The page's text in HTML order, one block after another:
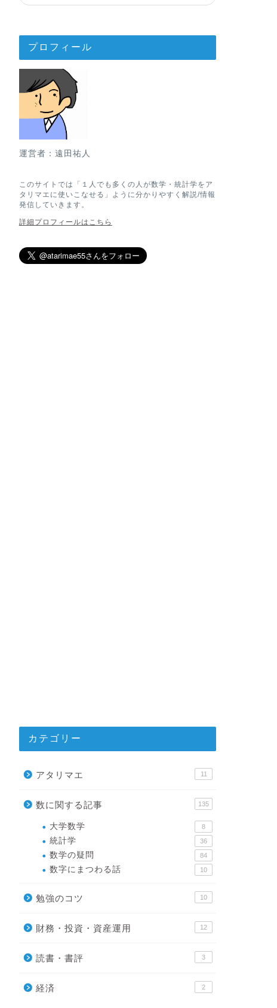
プロフィール
運営者：遠田祐人
このサイトでは「１人でも多くの人が数学・統計学をア
タリマエに使いこなせる」ように分かりやすく解説/情報
発信していきます。
詳細プロフィールはこちら
カテゴリー
アタリマエ 11
数に関する記事 135
大学数学 8
統計学 36
数学の疑問 84
数字にまつわる話 10
勉強のコツ 10
財務・投資・資産運用 12
読書・書評 3
経済 2